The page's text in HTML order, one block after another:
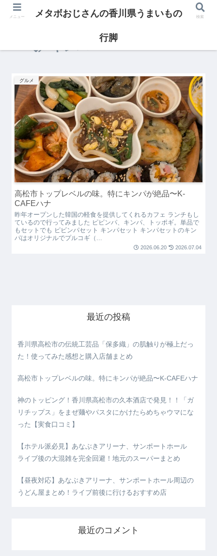
キンパ
グルメ
高松市トップレベルの味。特にキンパが絶品〜K-
CAFEハナ
昨年オープンした韓国の軽食を提供してくれるカフェ ランチもし
ているので行ってみました ピビンパ、キンパ、トッポギ。単品で
もセットでも ピビンパセット キンパセット キンパセットのキン
パはオリジナルでプルコギ（...
2026.06.20 2026.07.04
最近の投稿
香川県高松市の伝統工芸品「保多織」の肌触りが極上だっ
た！使ってみた感想と購入店舗まとめ
高松市トップレベルの味。特にキンパが絶品〜K-CAFEハナ
神のトッピング！香川県高松市の久本酒店で発見！！「ガ
リチップス」をまぜ麺やパスタにかけたらめちゃウマにな
った【実食口コミ】
【ホテル派必見】あなぶきアリーナ、サンポートホール
ライブ後の大混雑を完全回避！地元のスーパーまとめ
【昼夜対応】あなぶきアリーナ、サンポートホール周辺の
うどん屋まとめ！ライブ前後に行けるおすすめ店
最近のコメント
メニュー メタボおじさんの香川県うまいもの
行脚
検索